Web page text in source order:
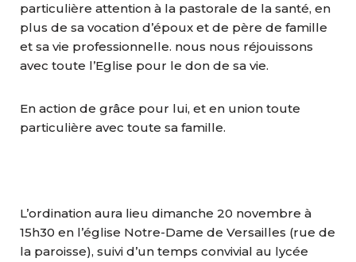
particulière attention à la pastorale de la santé, en
plus de sa vocation d’époux et de père de famille
et sa vie professionnelle. nous nous réjouissons
avec toute l’Eglise pour le don de sa vie.
En action de grâce pour lui, et en union toute
particulière avec toute sa famille.
L’ordination aura lieu dimanche 20 novembre à
15h30 en l’église Notre-Dame de Versailles (rue de
la paroisse), suivi d’un temps convivial au lycée